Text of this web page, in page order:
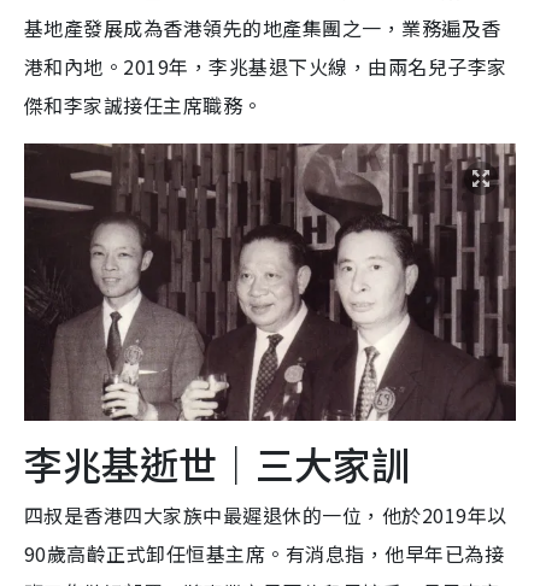
基地產發展成為香港領先的地產集團之一，業務遍及香
港和內地。2019年，李兆基退下火線，由兩名兒子李家
傑和李家誠接任主席職務。
李兆基逝世｜三大家訓
四叔是香港四大家族中最遲退休的一位，他於2019年以
90歲高齡正式卸任恒基主席。有消息指，他早年已為接